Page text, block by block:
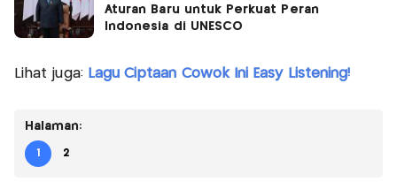
Aturan Baru untuk Perkuat Peran
Indonesia di UNESCO
Lihat juga: Lagu Ciptaan Cowok Ini Easy Listening!
Halaman:
1 2